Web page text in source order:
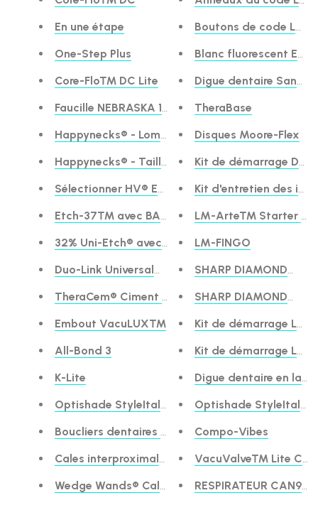
En une étape
One-Step Plus
Core-Flo™ DC Lite
Faucille NEBRASKA 128
Happynecks® - Lombaire
Happynecks® - Taille enfant
Sélectionner HV® Etch
Etch-37™ avec BAC
32% Uni-Etch® avec BAC
Duo-Link Universal™
TheraCem® Ciment résine auto-adhésif
Embout VacuLUX™
All-Bond 3
K-Lite
Optishade StyleItaliano™
Boucliers dentaires interproximaux
Cales interproximales G-Wedge™
Wedge Wands® Cales interproximales
Boutons de code LM-
Blanc fluorescent
Digue dentaire
TheraBase
Disques Moore-Flex
Kit de démarrage
Kit d'entretien des
LM-Arte™ Starter
LM-FINGO
SHARP DIAMOND™
SHARP DIAMOND™
Kit de démarrage LM-
Kit de démarrage LM-
Digue dentaire en
Optishade
Compo-Vibes
VacuValve™ Lite
RESPIRATEUR CAN99